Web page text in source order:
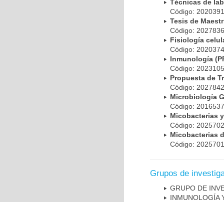
Técnicas de
Código:
Tesis de
Código:
Fisiología
Código:
Inmunología
Código:
Propuesta de
Código:
Microbiología
Código:
Micobacterias
Código:
Micobacterias
Código:
Grupos de
GRUPO DE
INMUNOLOGÍA